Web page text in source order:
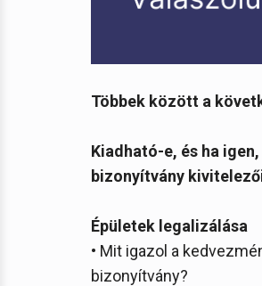
Többek között a
Kiadható-e, és ha
bizonyítvány
Épületek legalizálása
• Mit igazol a
bizonyítvány?